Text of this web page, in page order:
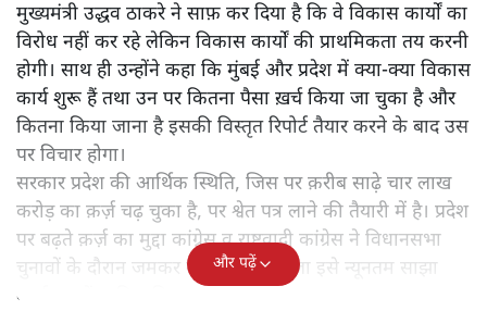
मुख्यमंत्री उद्धव ठाकरे ने साफ़ कर दिया है कि वे विकास कार्यों का
विरोध नहीं कर रहे लेकिन विकास कार्यों की प्राथमिकता तय करनी
होगी। साथ ही उन्होंने कहा कि मुंबई और प्रदेश में क्या-क्या विकास
कार्य शुरू हैं तथा उन पर कितना पैसा ख़र्च किया जा चुका है और
कितना किया जाना है इसकी विस्तृत रिपोर्ट तैयार करने के बाद उस
पर विचार होगा।
सरकार प्रदेश की आर्थिक स्थिति, जिस पर क़रीब साढ़े चार लाख
करोड़ का क़र्ज़ चढ़ चुका है, पर श्वेत पत्र लाने की तैयारी में है। प्रदेश
पर बढ़ते क़र्ज़ का मुद्दा कांग्रेस व राष्ट्रवादी कांग्रेस ने विधानसभा
चुनावों के दौरान जमकर उठाया था लिहाज़ा इसे न्यूनतम साझा
कार्यक्रम में शामिल किया गया।
और पढ़ें